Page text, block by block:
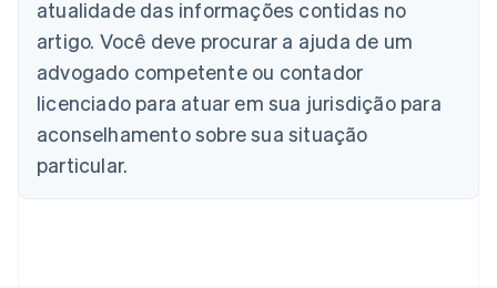
atualidade das informações contidas no
artigo. Você deve procurar a ajuda de um
advogado competente ou contador
licenciado para atuar em sua jurisdição para
aconselhamento sobre sua situação
particular.
Português English
Bulgária
English
Canadá
English Français
China continental
简体中文 English
Chipre
Croácia